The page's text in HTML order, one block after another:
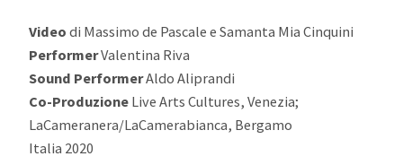
Video di Massimo de Pascale e Samanta Mia Cinquini
PerformerValentina Riva
Sound PerformerAldo Aliprandi
Co-Produzione Live Arts Cultures, Venezia;
LaCameranera/LaCamerabianca, Bergamo
Italia 2020